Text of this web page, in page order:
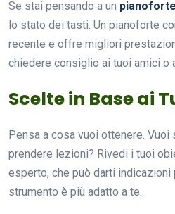
Se stai pensando a un
lo stato dei tasti. Un pianoforte
recente e offre migliori
chiedere consiglio ai tuoi amici o
Scelte in Base ai
Pensa a cosa vuoi ottenere.
prendere lezioni? Rivedi i tuoi
esperto, che può darti indicazioni
strumento è più adatto a te.